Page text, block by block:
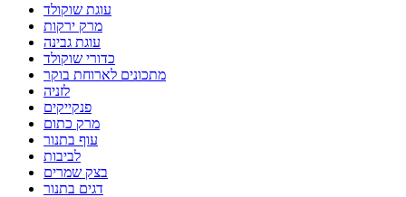
עוגת שוקולד
מרק ירקות
עוגת גבינה
כדורי שוקולד
מתכונים לארוחת בוקר
לזניה
פנקייקים
מרק כתום
עוף בתנור
לביבות
בצק שמרים
דגים בתנור